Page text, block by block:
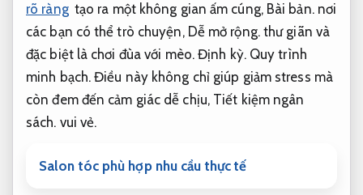
rõ ràng tạo ra một không gian ấm cúng, Bài bản.nơi
các bạn có thể trò chuyện, Dễ mở rộng.thư giãn và
đặc biệt là chơi đùa với mèo. Định kỳ. Quy trình
minh bạch. Điều này không chỉ giúp giảm stress mà
còn đem đến cảm giác dễ chịu, Tiết kiệm ngân
sách. vui vẻ.
Salon tóc phù hợp nhu cầu thực tế